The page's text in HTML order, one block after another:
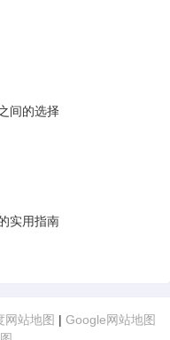
间的选择
实用指南
网站地图 | Google网站地图